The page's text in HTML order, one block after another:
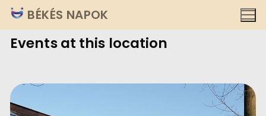
Ugrás
a
tartalomra
BÉKÉS NAPOK
Events at this location